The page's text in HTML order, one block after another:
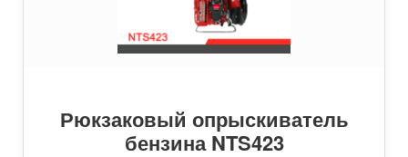
Рюкзаковый опрыскиватель
бензина NTS423